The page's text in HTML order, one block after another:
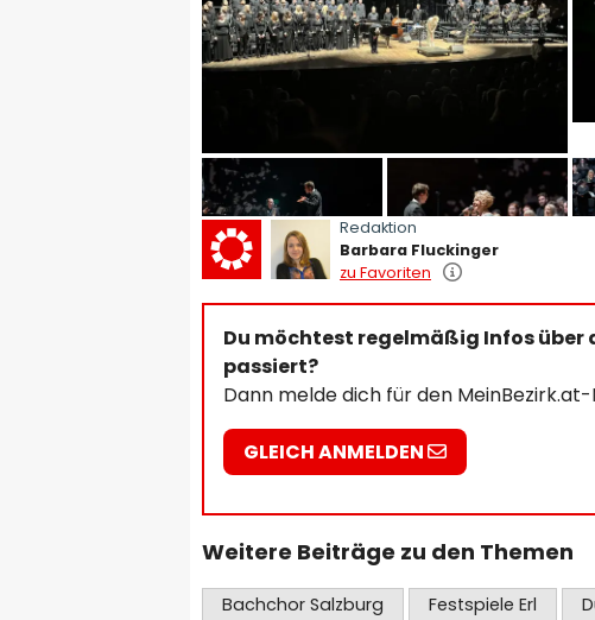
Redaktion
Barbara Fluckinger
zu Favoriten
Du möchtest regelmäßig Infos über
passiert?
Dann melde dich für den
GLEICH ANMELDEN
Weitere Beiträge zu den Themen
Bachchor Salzburg Festspiele Erl